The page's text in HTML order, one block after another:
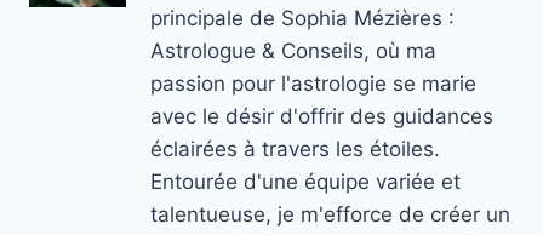
principale de Sophia Mézières :
Astrologue & Conseils, où ma
passion pour l'astrologie se marie
avec le désir d'offrir des guidances
éclairées à travers les étoiles.
Entourée d'une équipe variée et
talentueuse, je m'efforce de créer un